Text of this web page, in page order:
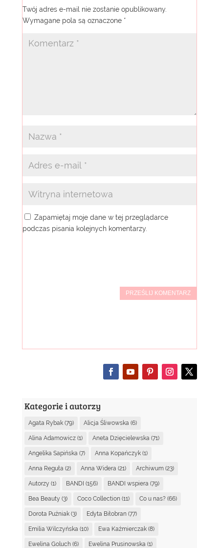
Twój adres e-mail nie zostanie opublikowany.
Wymagane pola są oznaczone *
Zapamiętaj moje dane w tej przeglądarce
podczas pisania kolejnych komentarzy.
PRZEŚLIJ KOMENTARZ
Kategorie i autorzy
Agata Rybak(79) Alicja Śliwowska (6)
Alina Adamowicz(1) Aneta Dzięcielewska (71)
Angelika Sapińska (7) Anna Kopańczyk(1)
Anna Reguła (2) Anna Widera (21) Archiwum(23)
Autorzy (1) BANDI (156) BANDI wspiera (79)
Bea Beauty (3) Coco Collection(11) Co u nas?(66)
Dorota Puźniak(3) Edyta Biłobran(77)
Emilia Wilczyńska (10) Ewa Kaźmierczak(8)
Ewelina Goluch(6) Ewelina Prusinowska (1)